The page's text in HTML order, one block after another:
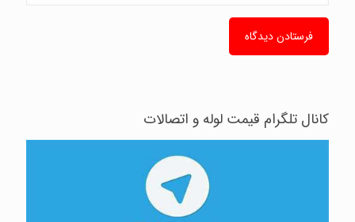
کانال تلگرام قیمت لوله و اتصالات